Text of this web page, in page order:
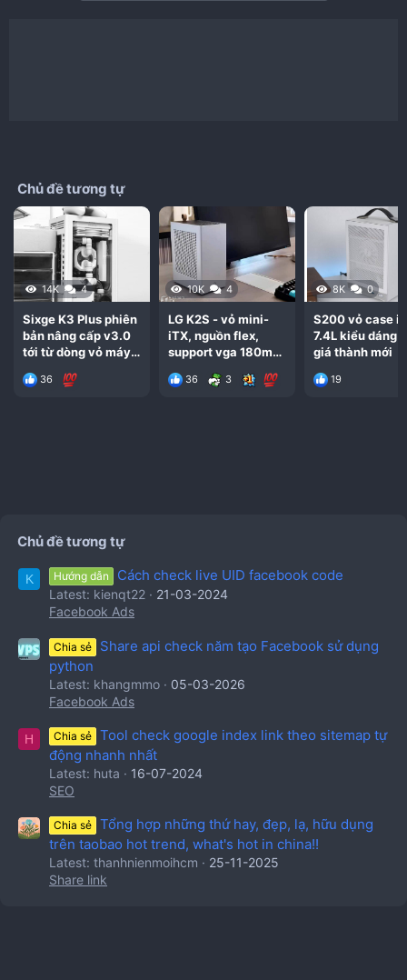
Giá:1,861,270VND
Tồn Kho:21
Chủ đề tương tự
14K 4
Sixge K3 Plus phiên
bản nâng cấp v3.0
tới từ dòng vỏ máy
36
10K 4
LG K2S - vỏ mini-
iTX, nguồn flex,
support vga 180mm
case
36 3
8K 0
S200 vỏ case
7.4L kiểu dáng
giá thành mới
19
Chủ đề tương tự
K Hướng dẫn Cách check live UID facebook code
Latest: kienqt22
21-03-2024
Facebook Ads
Chia sẻ
Share api check năm tạo Facebook sử dụng
python
Latest: khangmmo
05-03-2026
Facebook Ads
H Chia sẻ
Tool check google index link theo sitemap tự
động nhanh nhất
Latest: huta
16-07-2024
SEO
Chia sẻ
Tổng hợp những thứ hay, đẹp, lạ, hữu dụng
trên taobao hot trend, what's hot in china!!
Latest: thanhnienmoihcm
25-11-2025
Share link